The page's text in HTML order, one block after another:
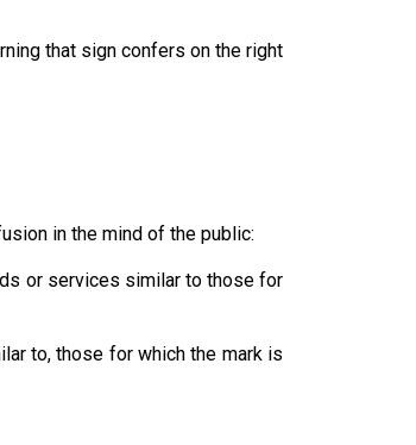
that sign confers on the right
in the mind of the public:
or services similar to those for
to, those for which the mark is